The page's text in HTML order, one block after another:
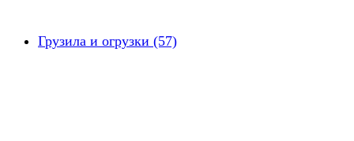
Грузила и огрузки (57)